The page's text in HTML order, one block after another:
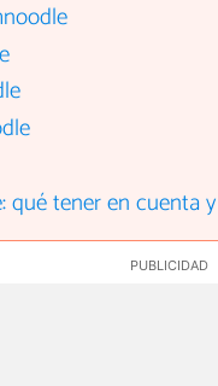
qué tener en cuenta